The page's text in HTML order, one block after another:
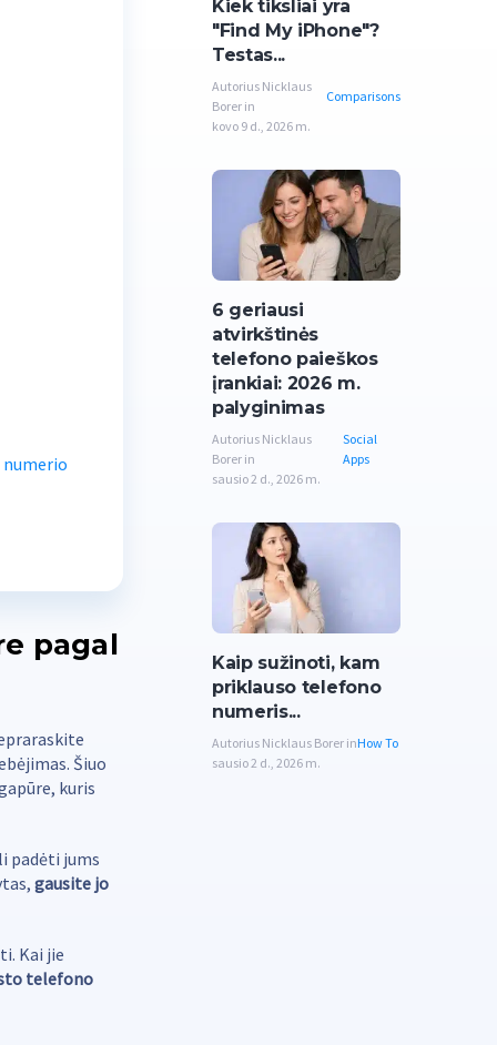
pagal
Šiuo
kuris
padėti jums
gausite jo
Kai jie
telefono
Kiek tiksliai yra
"Find My iPhone"?
Testas...
Autorius Nicklaus
Borer in
Comparisons
kovo 9 d., 2026 m.
6 geriausi
atvirkštinės
telefono paieškos
įrankiai: 2026 m.
palyginimas
Autorius Nicklaus
Borer in
Social
Apps
sausio 2 d., 2026 m.
Kaip sužinoti, kam
priklauso telefono
numeris...
Autorius Nicklaus Borer inHow To
sausio 2 d., 2026 m.